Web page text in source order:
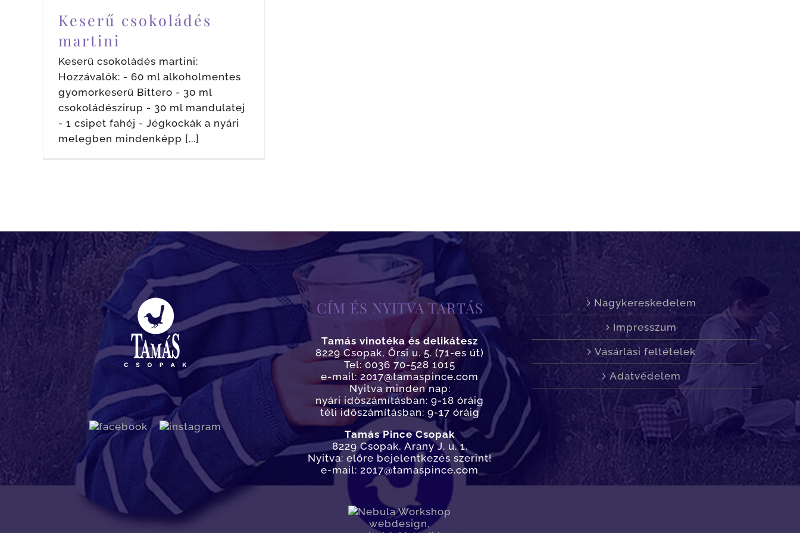
Keserű csokoládés
martini
Keserű csokoládés martini:
Hozzávalók: - 60 ml alkoholmentes
gyomorkeserű Bittero - 30 ml
csokoládészirup - 30 ml mandulatej
- 1 csipet fahéj - Jégkockák a nyári
melegben mindenképp [...]
CÍM ÉS NYITVA TARTÁS
Tamás vinotéka és delikátesz
8229 Csopak, Őrsi u. 5. (71-es út)
Tel: 0036 70-528 1015
e-mail: 2017@tamaspince.com
Nyitva minden nap:
nyári időszámításban: 9-18 óráig
téli időszámításban: 9-17 óráig
Tamás Pince Csopak
8229 Csopak, Arany J. u. 1.
Nyitva: előre bejelentkezés szerint!
e-mail: 2017@tamaspince.com
Nagykereskedelem
Impresszum
Vásárlási feltételek
Adatvédelem